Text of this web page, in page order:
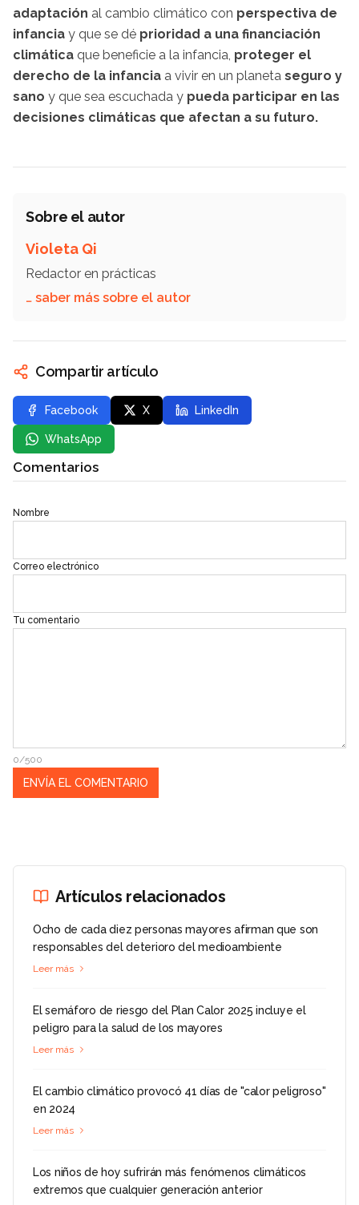
adaptación al cambio climático con perspectiva de
infancia y que se dé prioridad a una financiación
climática que beneficie a la infancia, proteger el
derecho de la infancia a vivir en un planeta seguro y
sano y que sea escuchada y pueda participar en las
decisiones climáticas que afectan a su futuro.
Sobre el autor
Violeta Qi
Redactor en prácticas
… saber más sobre el autor
Compartir artículo
Facebook X LinkedIn
WhatsApp
Comentarios
Nombre
Correo electrónico
Tu comentario
0/500
Artículos relacionados
Ocho de cada diez personas mayores afirman que son
responsables del deterioro del medioambiente
Leer más
El semáforo de riesgo del Plan Calor 2025 incluye el
peligro para la salud de los mayores
Leer más
El cambio climático provocó 41 días de "calor peligroso"
en 2024
Leer más
Los niños de hoy sufrirán más fenómenos climáticos
extremos que cualquier generación anterior